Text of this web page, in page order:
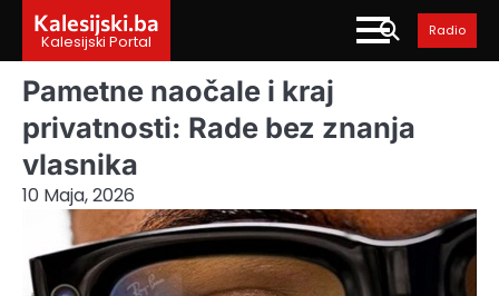
content
Kalesijski.ba
Kalesijski Portal
Radio
Pametne naočale i kraj
privatnosti: Rade bez znanja
vlasnika
10 Maja, 2026